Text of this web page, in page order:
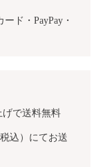
ド・PayPay・
げで送料無料
込）にてお送